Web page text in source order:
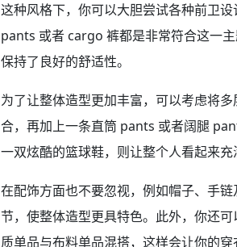
这种风格下，你可以大胆尝试各种前卫
pants 或者 cargo 裤都是非常符合这一
保持了良好的舒适性。
为了让整体造型更加丰富，可以考虑将
合，再加上一条直筒 pants 或者阔腿
一双炫酷的篮球鞋，则让整个人看起来充
在配饰方面也不要忽视，例如帽子、手
节，使整体造型更具特色。此外，你还
质单品与布料单品混搭，这样会让你的穿